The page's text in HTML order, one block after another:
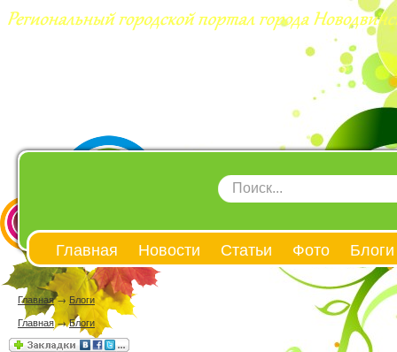
Главная Новости Статьи Фото Блоги
Главная→ Блоги
Главная→Блоги